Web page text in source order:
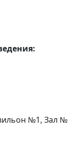
№1, Зал №